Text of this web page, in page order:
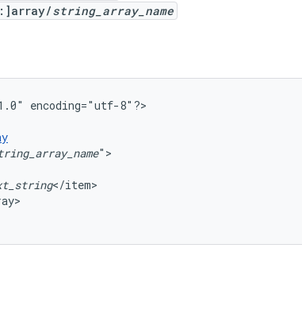
:]array/string_array_name
encoding="utf-8"?>